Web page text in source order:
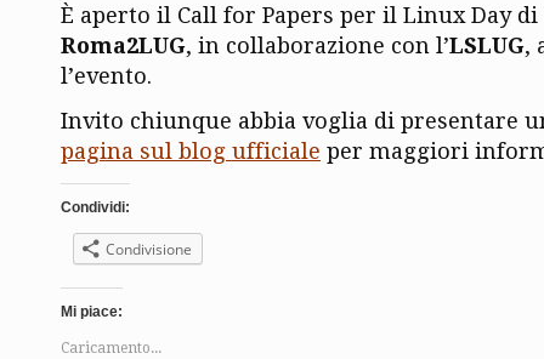
È aperto il Call for Papers per il Linux Day di
Roma2LUG, in collaborazione con l’LSLUG,
l’evento.
Invito chiunque abbia voglia di presentare
pagina sul blog ufficiale per maggiori
Condividi:
Condivisione
Mi piace:
Caricamento...